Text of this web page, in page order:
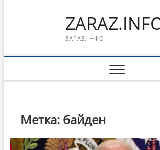
ЗАРАЗ.ІНФО
Метка: байден